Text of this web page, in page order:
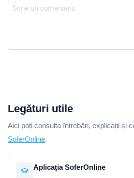
Legături utile
Aici poți consulta întrebări, explicații și
SoferOnline.
Aplicația SoferOnline